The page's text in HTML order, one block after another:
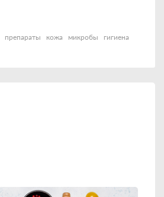
препараты кожа микробы
гигиена